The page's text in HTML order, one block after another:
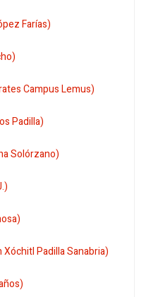
Farías)
Campus Lemus)
Padilla)
Solórzano)
Padilla Sanabria)